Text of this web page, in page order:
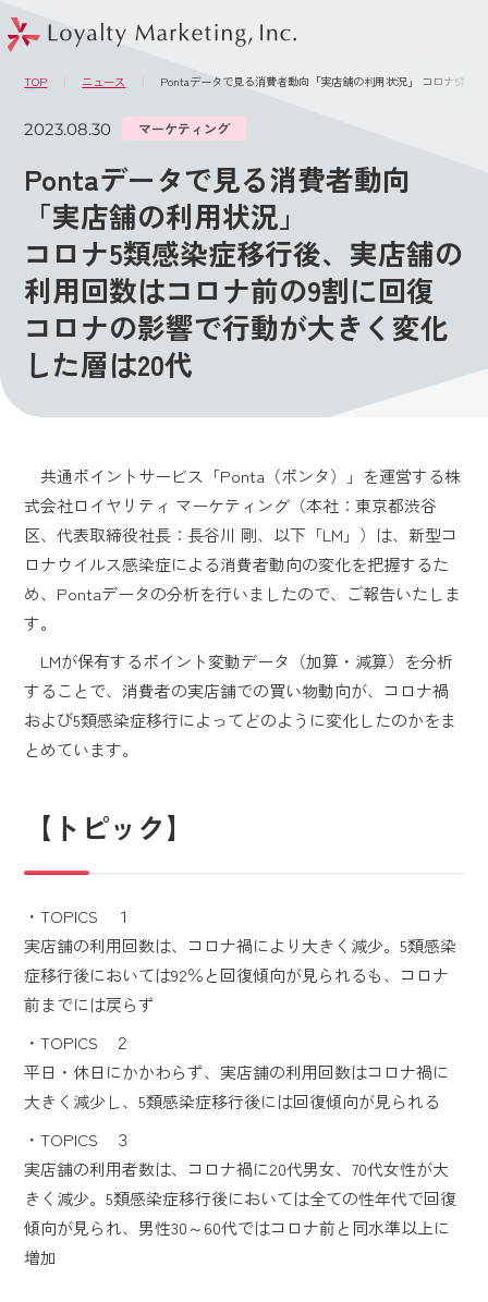
TOP ニュース Pontaデータで見る消費者動向「実店舗の利用状況」 コロナ5類
2023.08.30 マーケティング
Pontaデータで見る消費者動向
「実店舗の利用状況」
コロナ5類感染症移行後、実店舗の
利用回数はコロナ前の9割に回復
コロナの影響で行動が大きく変化
した層は20代
共通ポイントサービス「Ponta（ポンタ）」を運営する株
式会社ロイヤリティ マーケティング（本社：東京都渋谷
区、代表取締役社長：長谷川 剛、以下「LM」）は、新型コ
ロナウイルス感染症による消費者動向の変化を把握するた
め、Pontaデータの分析を行いましたので、ご報告いたしま
す。
LMが保有するポイント変動データ（加算・減算）を分析
することで、消費者の実店舗での買い物動向が、コロナ禍
および5類感染症移行によってどのように変化したのかをま
とめています。
【トピック】
・TOPICS １
実店舗の利用回数は、コロナ禍により大きく減少。5類感染
症移行後においては92％と回復傾向が見られるも、コロナ
前までには戻らず
・TOPICS ２
平日・休日にかかわらず、実店舗の利用回数はコロナ禍に
大きく減少し、5類感染症移行後には回復傾向が見られる
・TOPICS ３
実店舗の利用者数は、コロナ禍に20代男女、70代女性が大
きく減少。5類感染症移行後においては全ての性年代で回復
傾向が見られ、男性30～60代ではコロナ前と同水準以上に
増加